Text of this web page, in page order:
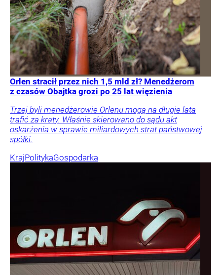
Orlen stracił przez nich 1,5 mld zł? Menedżerom
z czasów Obajtka grozi po 25 lat więzienia
Trzej byli menedżerowie Orlenu mogą na długie lata
trafić za kraty. Właśnie skierowano do sądu akt
oskarżenia w sprawie miliardowych strat państwowej
spółki.
KrajPolitykaGospodarka